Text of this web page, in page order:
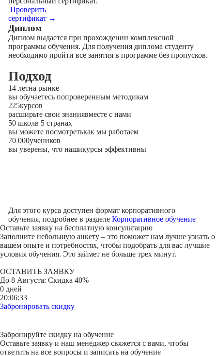
Проверить
сертификат →
Диплом
Диплом выдается при прохождении комплексной
программы обучения. Для получения диплома студенту
необходимо пройти все занятия в программе без пропусков.
Подход
14 летна рынке
вы обучаетесь попроверенным методикам
225курсов
расширьте свои знаниявместе с нами
50 школв 5 странах
вы можете посмотретькак мы работаем
70 000учеников
вы уверены, что нашикурсы эффективны
Для этого курса доступен формат корпоративного
обучения, подробнее в разделе Корпоративное обучение
Оставьте заявку на бесплатную консультацию
Заполните небольшую анкету – это поможет нам лучше узнать о
вашем опыте и потребностях, чтобы подобрать для вас лучшие
условия обучения. Это займет не больше трех минут.
ОСТАВИТЬ ЗАЯВКУ
До 8 Августа: Скидка 40%
0 дней
20:06:33
Забронировать скидку
Забронируйте скидку на обучение
Оставьте заявку и наш менеджер свяжется с вами, чтобы
ответить на все вопросы и записать на обучение